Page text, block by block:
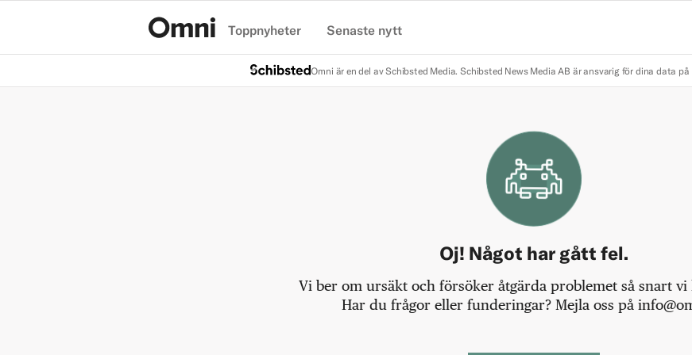
Toppnyheter Senaste nytt
Omni är en del av Schibsted Media. Schibsted News Media AB är ansvarig för dina data
Oj! Något har gått fel.
Vi ber om ursäkt och försöker åtgärda problemet så snart
Har du frågor eller funderingar? Mejla oss på